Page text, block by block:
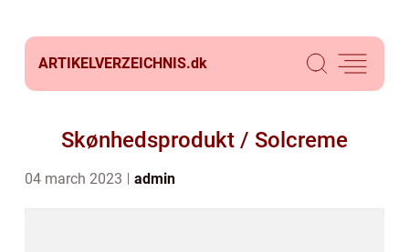
ARTIKELVERZEICHNIS.dk
Skønhedsprodukt / Solcreme
04 march 2023 admin